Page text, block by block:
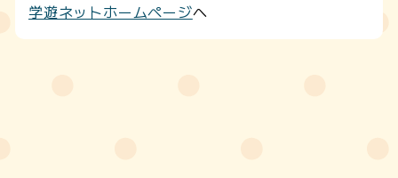
学遊ネットホームページへ